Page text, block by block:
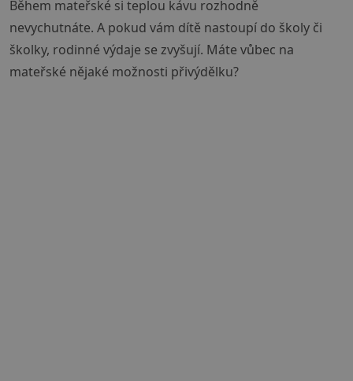
Během mateřské si teplou kávu rozhodně
nevychutnáte. A pokud vám dítě nastoupí do školy či
školky, rodinné výdaje se zvyšují. Máte vůbec na
mateřské nějaké možnosti přivýdělku?